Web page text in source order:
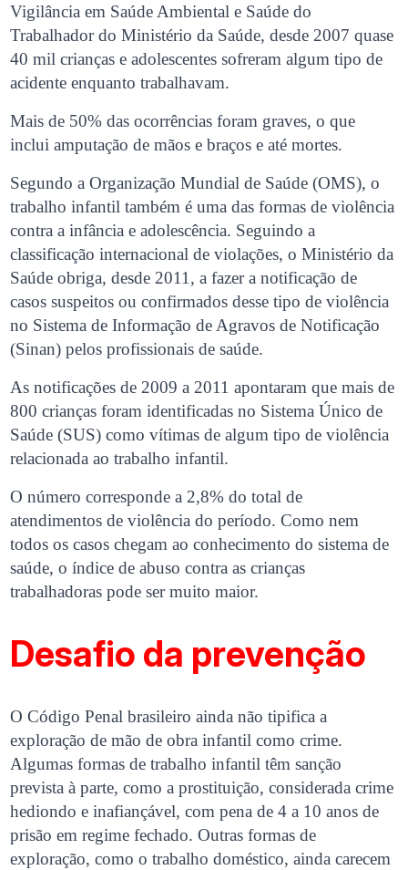
Vigilância em Saúde Ambiental e Saúde do
Trabalhador do Ministério da Saúde, desde 2007 quase
40 mil crianças e adolescentes sofreram algum tipo de
acidente enquanto trabalhavam.
Mais de 50% das ocorrências foram graves, o que
inclui amputação de mãos e braços e até mortes.
Segundo a Organização Mundial de Saúde (OMS), o
trabalho infantil também é uma das formas de violência
contra a infância e adolescência. Seguindo a
classificação internacional de violações, o Ministério da
Saúde obriga, desde 2011, a fazer a notificação de
casos suspeitos ou confirmados desse tipo de violência
no Sistema de Informação de Agravos de Notificação
(Sinan) pelos profissionais de saúde.
As notificações de 2009 a 2011 apontaram que mais de
800 crianças foram identificadas no Sistema Único de
Saúde (SUS) como vítimas de algum tipo de violência
relacionada ao trabalho infantil.
O número corresponde a 2,8% do total de
atendimentos de violência do período. Como nem
todos os casos chegam ao conhecimento do sistema de
saúde, o índice de abuso contra as crianças
trabalhadoras pode ser muito maior.
Desafio da prevenção
O Código Penal brasileiro ainda não tipifica a
exploração de mão de obra infantil como crime.
Algumas formas de trabalho infantil têm sanção
prevista à parte, como a prostituição, considerada crime
hediondo e inafiançável, com pena de 4 a 10 anos de
prisão em regime fechado. Outras formas de
exploração, como o trabalho doméstico, ainda carecem